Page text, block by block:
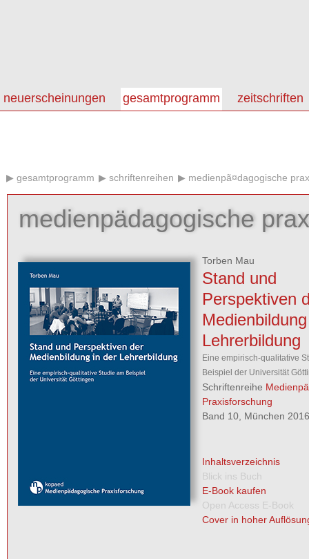
neuerscheinungen gesamtprogramm zeitschriften
gesamtprogramm schriftenreihen medienpã¤dagogische
medienpädagogische
Torben Mau
Stand und
Perspektiven
Lehrerbildung
Eine empirisch-qualitative
Beispiel der Universität
Schriftenreihe
Praxisforschung
Band 10, München
Inhaltsverzeichnis
Blick ins Buch
E-Book kaufen
Open Access E-Book
Cover in hoher